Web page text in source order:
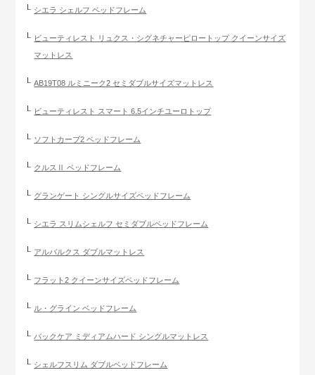
シエラ シェルフ ベッドフレーム
ビューティレスト リュクス・シグネチャーピロートップ クイーンサイズ
マットレス
AB19T08 ルミニーク2 セミダブルサイズマットレス
ビューティレスト スマート 6.5インチユーロトップ
ソフトカーブ2 ベッドフレーム
クルスⅡ ベッドフレーム
グランゲート シングルサイズベッドフレーム
シエラ スリムシェルフ セミダブルベッドフレーム
アルバルクス ダブルマットレス
フラット2 クイーンサイズベッドフレーム
ル・グライン ベッドフレーム
バックケア ミディアムハード シングルマットレス
シェルフスリム ダブルベッドフレーム